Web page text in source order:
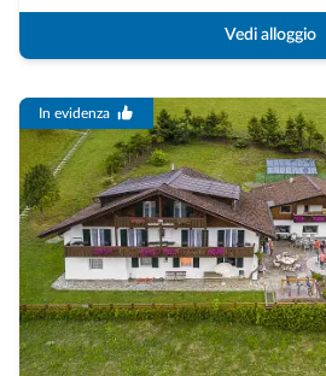
Vedi alloggio
In evidenza